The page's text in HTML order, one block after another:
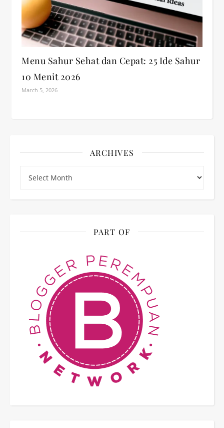
Menu Sahur Sehat dan Cepat: 25 Ide Sahur
10 Menit 2026
March 5, 2026
ARCHIVES
PART OF